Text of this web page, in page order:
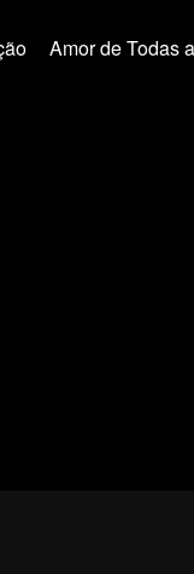
Amor de Todas